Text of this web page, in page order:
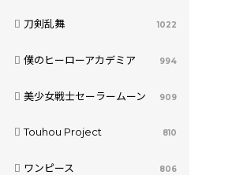
刀剣乱舞 1022
僕のヒーローアカデミア 994
美少女戦士セーラームーン 909
Touhou Project 810
ワンピース 806